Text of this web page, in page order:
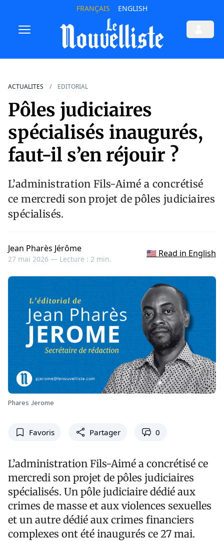
FRANÇAIS ENGLISH
ACTUALITES EDITORIAL
Pôles judiciaires
spécialisés inaugurés,
faut-il s’en réjouir ?
L’administration Fils-Aimé a concrétisé
ce mercredi son projet de pôles judiciaires
spécialisés.
Jean Pharès Jérôme
27 mai 2026 — Lecture : 2 min.
🇺🇸 Read in English
Phares Jerome
Favoris Partager 0
L’administration Fils-Aimé a concrétisé ce
mercredi son projet de pôles judiciaires
spécialisés. Un pôle judiciaire dédié aux
crimes de masse et aux violences sexuelles
et un autre dédié aux crimes financiers
complexes ont été inaugurés ce 27 mai.